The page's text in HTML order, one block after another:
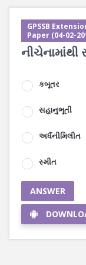
GPSSB
Paper (04-02-
નીચેનામાંથી
કબૂતર
સહાનુભૂતી
અર્ધનીમિલીત
સ્મીત
ANSWER